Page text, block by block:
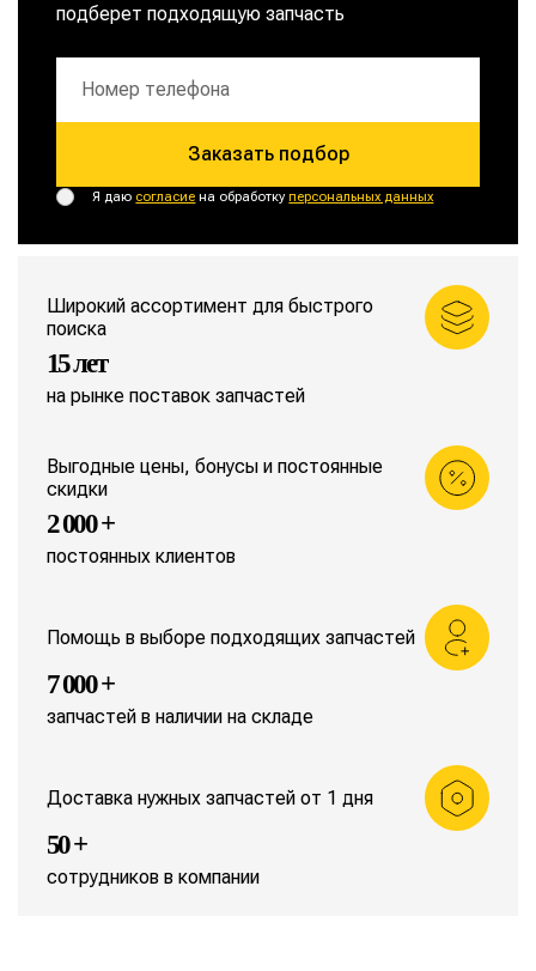
подберет подходящую запчасть
Заказать подбор
Я даю согласие на обработкуперсональных данных
Широкий ассортимент для быстрого
поиска
15 лет
на рынке поставок запчастей
Выгодные цены, бонусы и постоянные
скидки
2 000 +
постоянных клиентов
Помощь в выборе подходящих запчастей
7 000 +
запчастей в наличии на складе
Доставка нужных запчастей от 1 дня
50 +
сотрудников в компании